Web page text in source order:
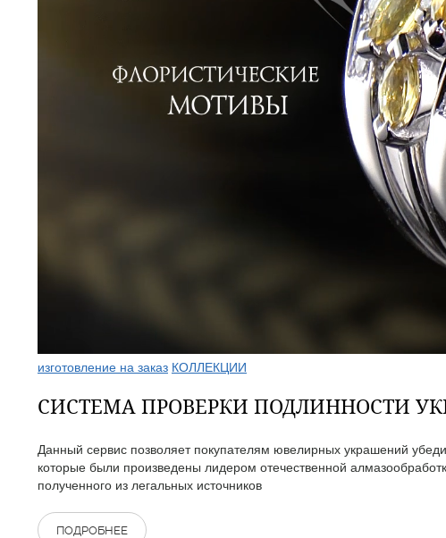
изготовление на заказ КОЛЛЕКЦИИ
СИСТЕМА ПРОВЕРКИ ПОДЛИННОСТИ
Данный сервис позволяет покупателям ювелирных украшений
которые были произведены лидером отечественной
полученного из легальных источников
ПОДРОБНЕЕ